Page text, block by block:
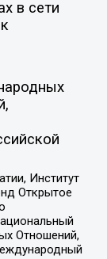
в сети
Институт
Открытое
Отношений,